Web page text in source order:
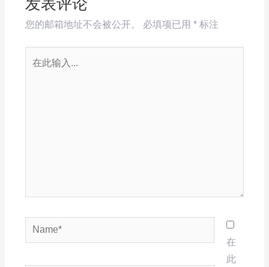
发表评论
您的邮箱地址不会被公开。 必填项已用 *标注
Name*
在
此